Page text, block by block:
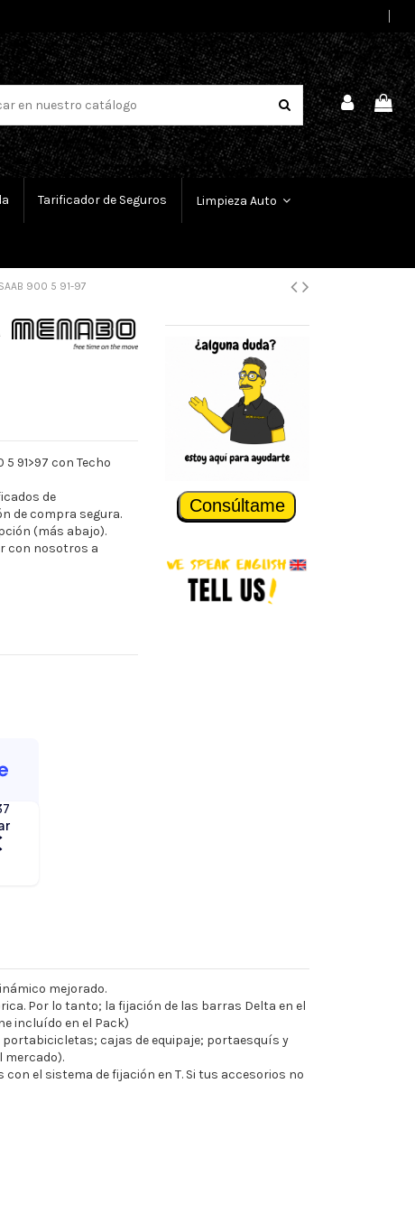
Tarificador de Seguros Limpieza Auto
900 5 91-97
5 91>97 con Techo
de
de compra segura.
(más abajo).
con nosotros a
Consúltame
mejorado.
Por lo tanto; la fijación de las barras Delta en el
incluído en el Pack)
cajas de equipaje; portaesquís y
mercado).
el sistema de fijación en T. Si tus accesorios no